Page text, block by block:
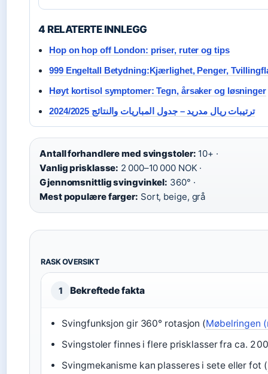
4 RELATERTE INNLEGG
Hop on hop off London: priser, ruter og tips
999 Engeltall Betydning:Kjærlighet, Penger,
Høyt kortisol symptomer: Tegn, årsaker og løsninger
ترتيبات ريال مدريد – جدول المباريات والنتائج 2024/2025
Antall forhandlere med svingstoler: 10+ ·
Vanlig prisklasse: 2 000–10 000 NOK ·
Gjennomsnittlig svingvinkel: 360° ·
Mest populære farger: Sort, beige, grå
RASK OVERSIKT
1 Bekreftede fakta
Svingfunksjon gir 360° rotasjon (Møbelringen
Svingstoler finnes i flere prisklasser fra ca. 2
Svingmekanisme kan plasseres i sete eller fot (